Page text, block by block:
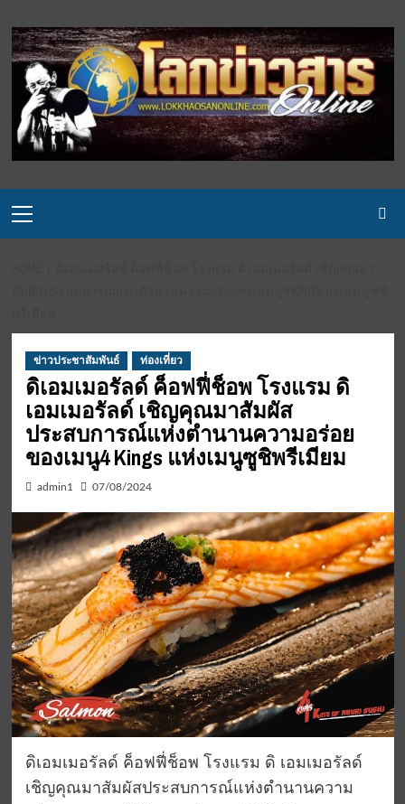
to
content
Menu
ข่าวประชาสัมพันธ์ ท่องเที่ยว
ดิเอมเมอรัลด์ ค็อฟฟี่ช็อพ โรงแรม ดิ
เอมเมอรัลด์ เชิญคุณมาสัมผัส
ประสบการณ์แห่งตำนานความอร่อย
ของเมนู4 Kings แห่งเมนูซูชิพรีเมียม
admin1 07/08/2024
ดิเอมเมอรัลด์ ค็อฟฟี่ช็อพ โรงแรม ดิ เอมเมอรัลด์
เชิญคุณมาสัมผัสประสบการณ์แห่งตำนานความ